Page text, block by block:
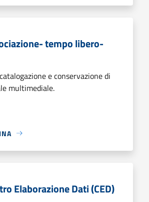
tempo libero-
e conservazione di
multimediale.
Elaborazione Dati (CED)